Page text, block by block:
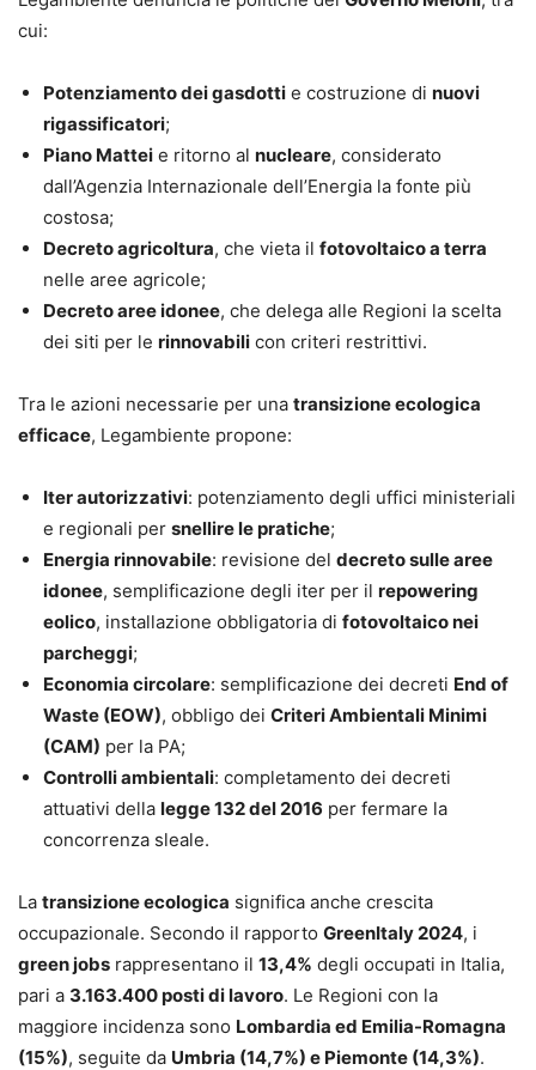
cui:
Potenziamento dei gasdotti e costruzione di nuovi
rigassificatori;
Piano Mattei e ritorno al nucleare, considerato
dall’Agenzia Internazionale dell’Energia la fonte più
costosa;
Decreto agricoltura, che vieta il fotovoltaico a terra
nelle aree agricole;
Decreto aree idonee, che delega alle Regioni la scelta
dei siti per le rinnovabili con criteri restrittivi.
Tra le azioni necessarie per una transizione ecologica
efficace, Legambiente propone:
Iter autorizzativi: potenziamento degli uffici ministeriali
e regionali per snellire le pratiche;
Energia rinnovabile: revisione del decreto sulle aree
idonee, semplificazione degli iter per il repowering
eolico, installazione obbligatoria di fotovoltaico nei
parcheggi;
Economia circolare: semplificazione dei decreti End of
Waste (EOW), obbligo dei Criteri Ambientali Minimi
(CAM) per la PA;
Controlli ambientali: completamento dei decreti
attuativi della legge 132 del 2016 per fermare la
concorrenza sleale.
La transizione ecologica significa anche crescita
occupazionale. Secondo il rapporto GreenItaly 2024, i
green jobs rappresentano il 13,4% degli occupati in Italia,
pari a 3.163.400 posti di lavoro. Le Regioni con la
maggiore incidenza sono Lombardia ed Emilia-Romagna
(15%), seguite da Umbria (14,7%) e Piemonte (14,3%).